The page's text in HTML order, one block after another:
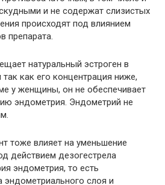
и не содержат слизистых
происходят под влиянием
препарата.
натуральный эстроген в
как его концентрация ниже,
у женщины, он не обеспечивает
эндометрия. Эндометрий не
тоже влияет на уменьшение
действием дезогестрела
эндометрия, то есть
эндометриального слоя и